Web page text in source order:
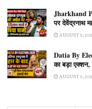
Jharkhand
पर देवेंद्रनाथ
AUGUST 5,
Datia By
का बड़ा एक्शन,
AUGUST 5,